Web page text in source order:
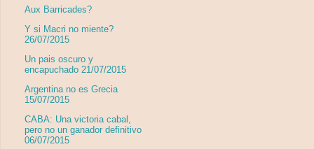
Aux Barricades?
Y si Macri no miente?
26/07/2015
Un pais oscuro y
encapuchado 21/07/2015
Argentina no es Grecia
15/07/2015
CABA: Una victoria cabal,
pero no un ganador definitivo
06/07/2015